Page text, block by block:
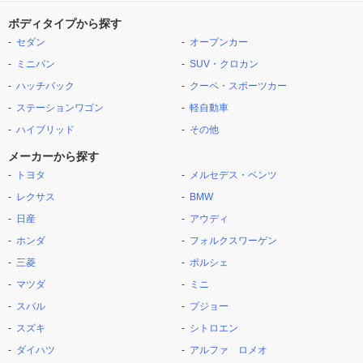
ボディタイプから探す
セダン
ミニバン
ハッチバック
ステーションワゴン
ハイブリッド
オープンカー
SUV・クロカン
クーペ・スポーツカー
軽自動車
その他
メーカーから探す
トヨタ
レクサス
日産
ホンダ
三菱
マツダ
スバル
スズキ
ダイハツ
メルセデス・ベンツ
BMW
アウディ
フォルクスワーゲン
ポルシェ
ミニ
プジョー
シトロエン
アルファ ロメオ